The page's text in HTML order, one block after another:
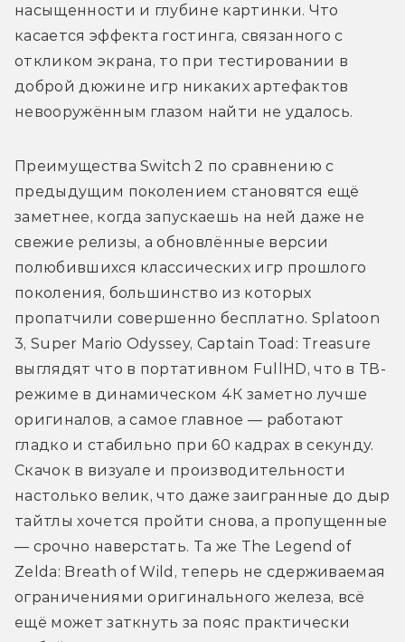
насыщенности и глубине картинки. Что
касается эффекта гостинга, связанного с
откликом экрана, то при тестировании в
доброй дюжине игр никаких артефактов
невооружённым глазом найти не удалось.
Преимущества Switch 2 по сравнению с
предыдущим поколением становятся ещё
заметнее, когда запускаешь на ней даже не
свежие релизы, а обновлённые версии
полюбившихся классических игр прошлого
поколения, большинство из которых
пропатчили совершенно бесплатно. Splatoon
3, Super Mario Odyssey, Captain Toad: Treasure
выглядят что в портативном FullHD, что в ТВ-
режиме в динамическом 4К заметно лучше
оригиналов, а самое главное — работают
гладко и стабильно при 60 кадрах в секунду.
Скачок в визуале и производительности
настолько велик, что даже заигранные до дыр
тайтлы хочется пройти снова, а пропущенные
— срочно наверстать. Та же The Legend of
Zelda: Breath of Wild, теперь не сдерживаемая
ограничениями оригинального железа, всё
ещё может заткнуть за пояс практически